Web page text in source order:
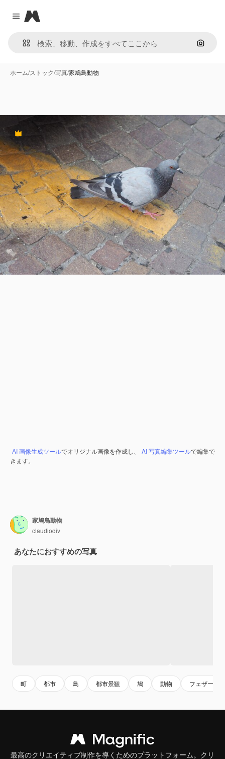
Close menu
Magnific
画像で
ホーム/ストック/写真/家鳩鳥動物
Premium
AI 画像生成ツールでオリジナル画像を作成し、 AI 写真編集ツールで編集で
きます。
家鳩鳥動物
claudiodiv
あなたにおすすめの写真
町 都市 鳥 都市景観 鳩 動物 フェザー
最高のクリエイティブ制作を導くためのプラットフォーム。クリ